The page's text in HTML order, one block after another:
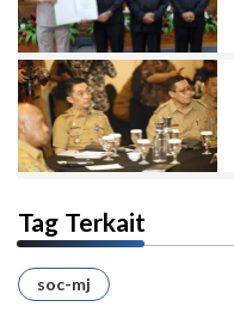
Tag Terkait
soc-mj